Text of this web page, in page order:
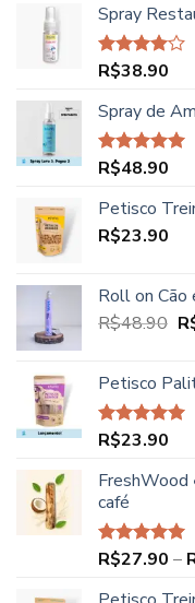
era:
Spray
Avaliação
5
R$38.90
Spray de
Avaliação
R$48.90
Petisco
R$23.90
Roll on Cão
R$48.90 O
Petisco
Avaliação
R$23.90
FreshWood
café
Avaliação
R$27.90 –